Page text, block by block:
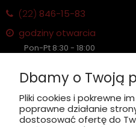
(22) 846-15-83
godziny otwarcia
Pon-Pt 8:30 - 18:00
Płatność: gotówka, karta, BLIK
Dbamy o Twoją
Pliki cookies i pokrewne
poprawne działanie
dostosować ofertę do